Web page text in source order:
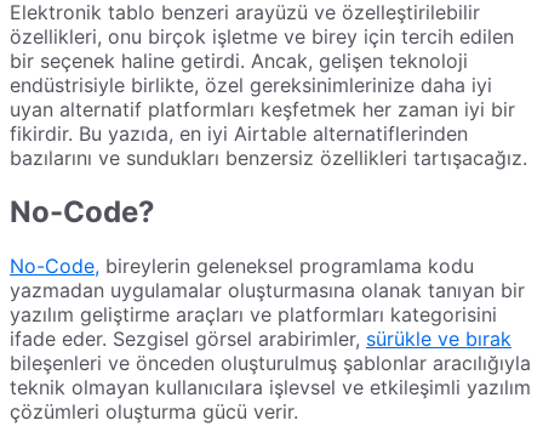
Elektronik tablo benzeri arayüzü ve özelleştirilebilir
özellikleri, onu birçok işletme ve birey için tercih edilen
bir seçenek haline getirdi. Ancak, gelişen teknoloji
endüstrisiyle birlikte, özel gereksinimlerinize daha iyi
uyan alternatif platformları keşfetmek her zaman iyi bir
fikirdir. Bu yazıda, en iyi Airtable alternatiflerinden
bazılarını ve sundukları benzersiz özellikleri tartışacağız.
No-Code?
No-Code, bireylerin geleneksel programlama kodu
yazmadan uygulamalar oluşturmasına olanak tanıyan bir
yazılım geliştirme araçları ve platformları kategorisini
ifade eder. Sezgisel görsel arabirimler, sürükle ve bırak
bileşenleri ve önceden oluşturulmuş şablonlar aracılığıyla
teknik olmayan kullanıcılara işlevsel ve etkileşimli yazılım
çözümleri oluşturma gücü verir.